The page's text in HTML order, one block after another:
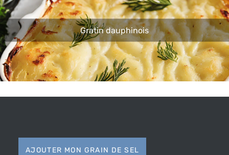
Gratin dauphinois
AJOUTER MON GRAIN DE SEL